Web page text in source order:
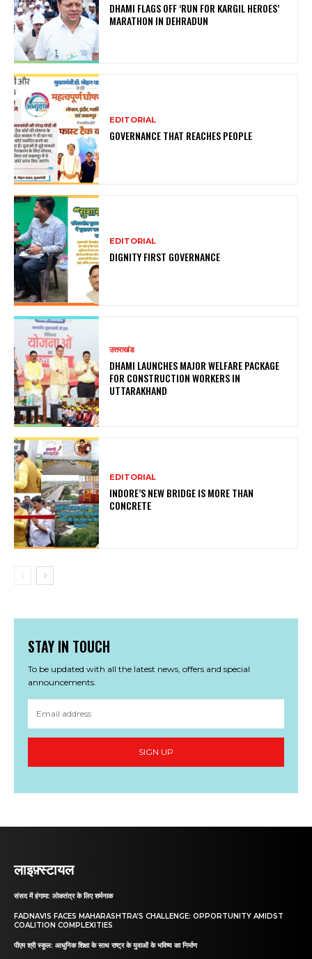
DHAMI FLAGS OFF ‘RUN FOR KARGIL HEROES’
MARATHON IN DEHRADUN
EDITORIAL
GOVERNANCE THAT REACHES PEOPLE
EDITORIAL
DIGNITY FIRST GOVERNANCE
उत्तराखंड
DHAMI LAUNCHES MAJOR WELFARE PACKAGE
FOR CONSTRUCTION WORKERS IN
UTTARAKHAND
EDITORIAL
INDORE’S NEW BRIDGE IS MORE THAN
CONCRETE
STAY IN TOUCH
To be updated with all the latest news, offers and special
announcements.
SIGN UP
लाइफ़्स्टायल
संसद में हंगामा: लोकतंत्र के लिए शर्मनाक
FADNAVIS FACES MAHARASHTRA’S CHALLENGE: OPPORTUNITY AMIDST
COALITION COMPLEXITIES
पीएम श्री स्कूल: आधुनिक शिक्षा के साथ राष्ट्र के युवाओं के भविष्य का निर्माण